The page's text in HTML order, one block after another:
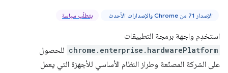
الإصدار 71 من Chrome والإصدارات الأحدث يتطلّب سياسة
استخدِم واجهة برمجة التطبيقات
chrome.enterprise.hardwarePlatform للحصول
على الشركة المصنّعة وطراز النظام الأساسي للأجهزة التي يعمل